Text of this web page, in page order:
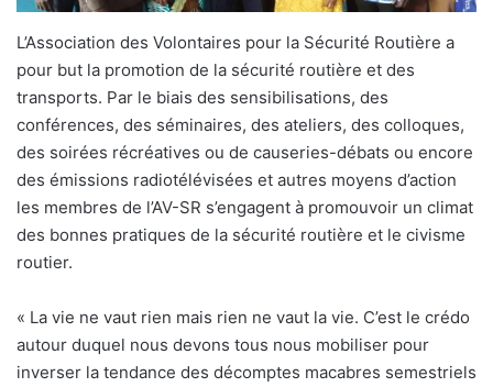
L’Association des Volontaires pour la Sécurité Routière a
pour but la promotion de la sécurité routière et des
transports. Par le biais des sensibilisations, des
conférences, des séminaires, des ateliers, des colloques,
des soirées récréatives ou de causeries-débats ou encore
des émissions radiotélévisées et autres moyens d’action
les membres de l’AV-SR s’engagent à promouvoir un climat
des bonnes pratiques de la sécurité routière et le civisme
routier.
« La vie ne vaut rien mais rien ne vaut la vie. C’est le crédo
autour duquel nous devons tous nous mobiliser pour
inverser la tendance des décomptes macabres semestriels